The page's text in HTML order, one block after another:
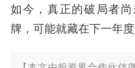
如今，真正的破局者
牌，可能就藏在下一年度